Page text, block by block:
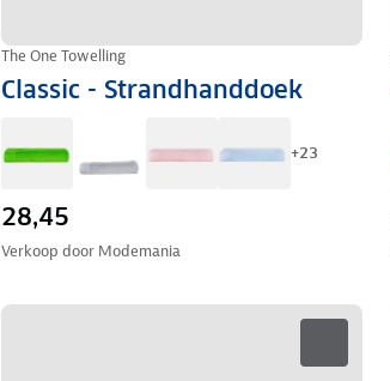
The One Towelling
Classic - Strandhanddoek
+23
28,45
Verkoop door Modemania